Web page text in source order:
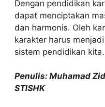
Dengan pendidikan
dapat menciptakan
dan harmonis. Oleh
karakter harus
sistem pendidikan kita.
Penulis: Muhamad
STISHK